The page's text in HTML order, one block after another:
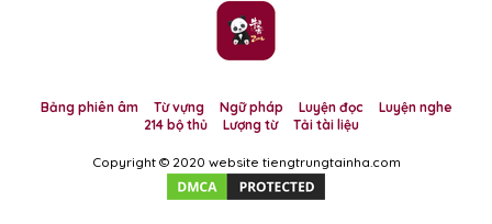
Bảng phiên âm Từ vựng Ngữ pháp Luyện đọc
Luyện nghe
214 bộ thủ
Lượng từ Tải tài liệu
Copyright © 2020 website tiengtrungtainha.com